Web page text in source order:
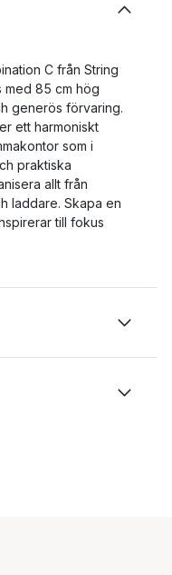
C från String
med 85 cm hög
generös förvaring.
ett harmoniskt
som i
praktiska
allt från
laddare. Skapa en
till fokus